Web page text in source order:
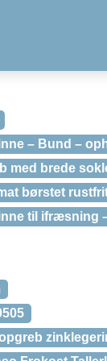
– Bund –
med brede
børstet
til ifræsning